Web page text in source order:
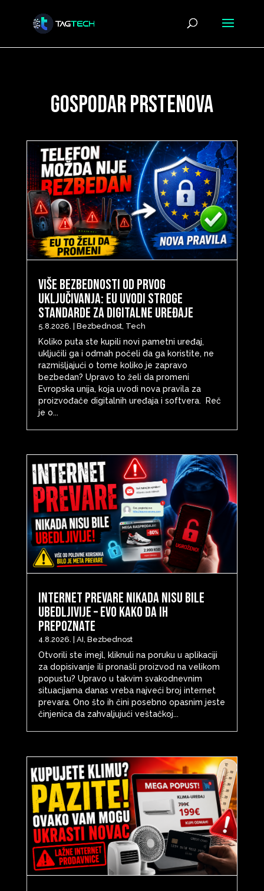
gospodar prstenova
Više bezbednosti od prvog
uključivanja: EU uvodi stroge
standarde za digitalne uređaje
5.8.2026. | Bezbednost, Tech
Koliko puta ste kupili novi pametni uređaj,
uključili ga i odmah počeli da ga koristite, ne
razmišljajući o tome koliko je zapravo
bezbedan? Upravo to želi da promeni
Evropska unija, koja uvodi nova pravila za
proizvođače digitalnih uređaja i softvera. Reč
je o...
Internet prevare nikada nisu bile
ubedljivije – evo kako da ih
prepoznate
4.8.2026. AI, Bezbednost
Otvorili ste imejl, kliknuli na poruku u aplikaciji
za dopisivanje ili pronašli proizvod na velikom
popustu? Upravo u takvim svakodnevnim
situacijama danas vreba najveći broj internet
prevara. Ono što ih čini posebno opasnim jeste
činjenica da zahvaljujući veštačkoj...